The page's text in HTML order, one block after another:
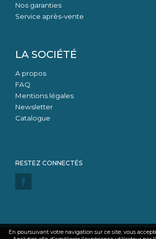
Nos garanties
Service après-vente
LA SOCIÉTÉ
A propos
FAQ
Mentions légales
Newsletter
Catalogue
En poursuivant votre navigation sur ce site, vous